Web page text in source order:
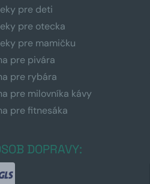
pre deti
pre otecka
pre mamičku
pre pivára
pre rybára
pre milovníka kávy
pre fitnesáka
DOPRAVY: